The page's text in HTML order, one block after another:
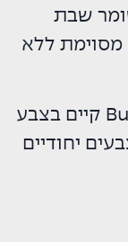
שבת
ללא
דגם French door הינו תנור Bulit in קיים בצבע
יחודיים